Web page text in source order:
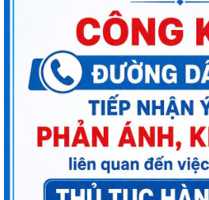
Đoàn công tác liên ngành Trung ương
kiến phân loại đơn vị hành chính...
TUYÊN TRUYỀN, QUÁN TRIỆT NGHỊ
TÂM TẠO ĐỘNG LỰC MỚI CHO TĂNG
PHƯỜNG HẢI AN TẬP HUẤN HƯỚNG